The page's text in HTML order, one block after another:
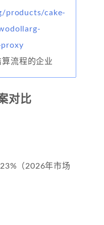
products/cake-
流程的企业
对比
（2026年市场